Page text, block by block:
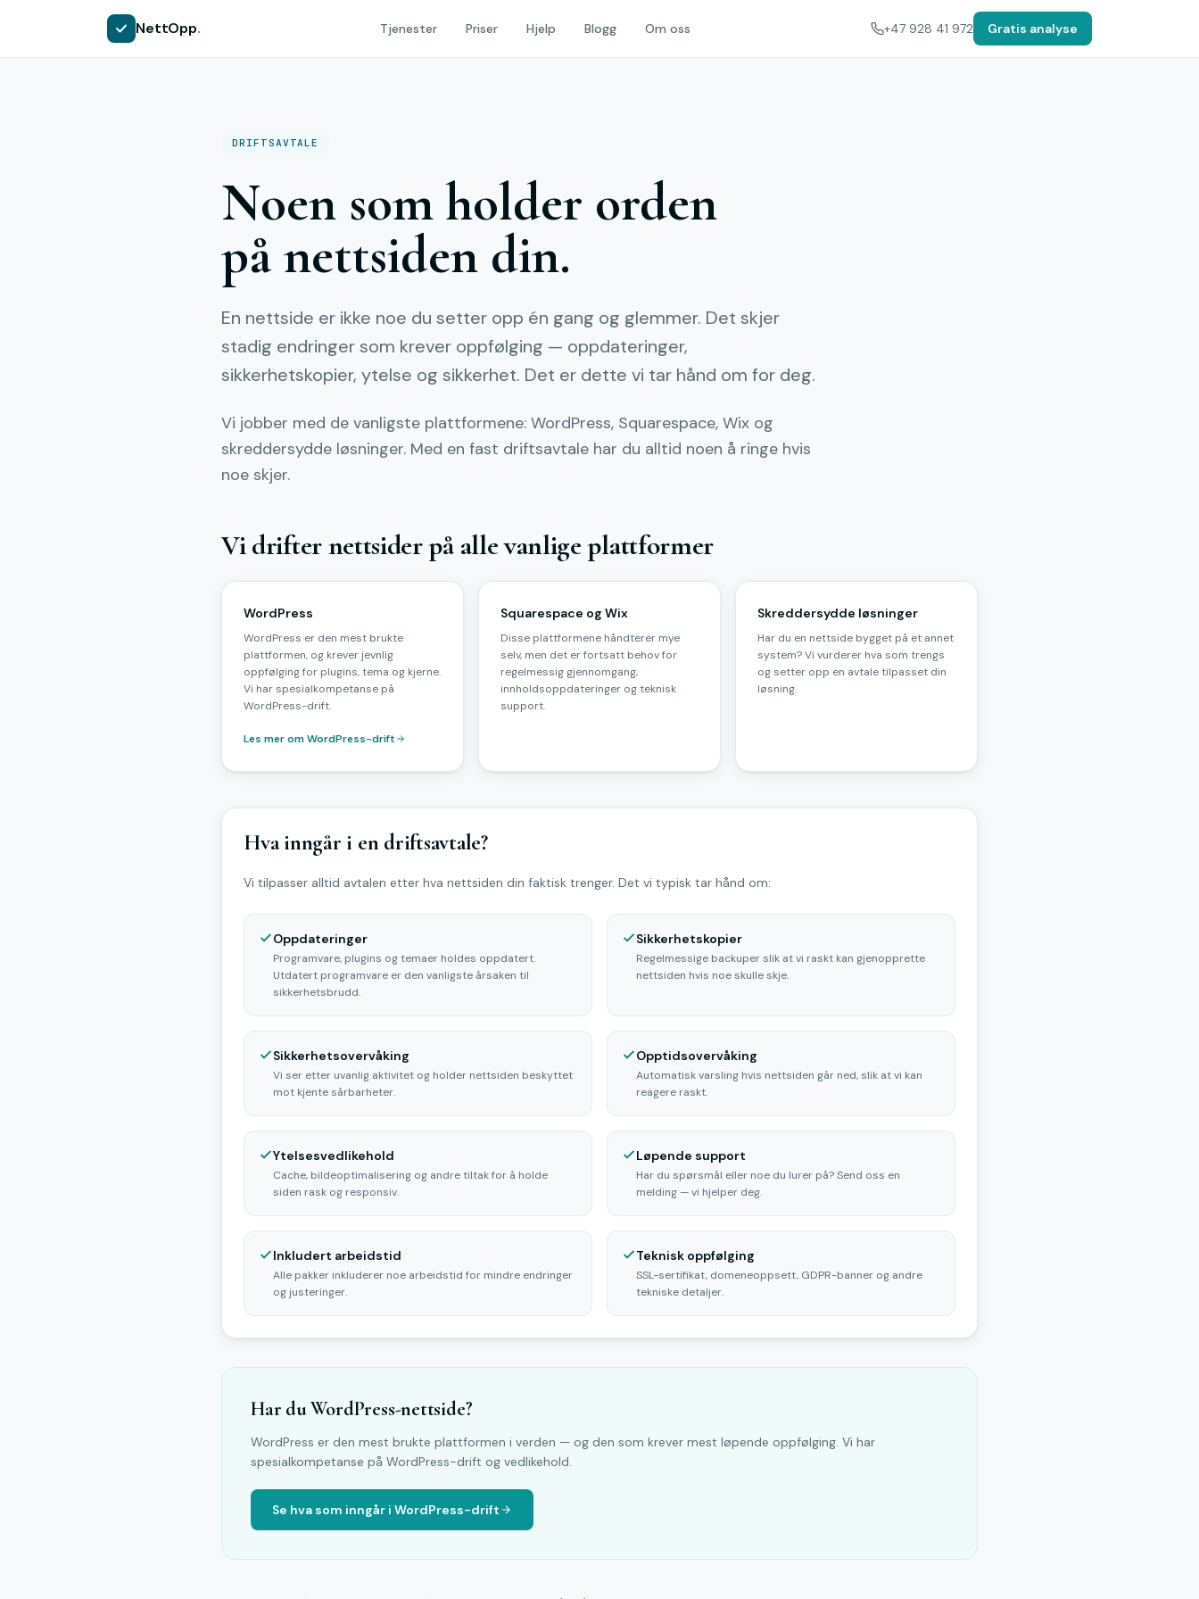
NettOpp. Tjenester Priser Hjelp Blogg Om oss +47 928 41 972 Gratis analyse
DRIFTSAVTALE
Noen som holder orden
på nettsiden din.
En nettside er ikke noe du setter opp én gang og glemmer. Det skjer
stadig endringer som krever oppfølging — oppdateringer,
sikkerhetskopier, ytelse og sikkerhet. Det er dette vi tar hånd om for deg.
Vi jobber med de vanligste plattformene: WordPress, Squarespace, Wix og
skreddersydde løsninger. Med en fast driftsavtale har du alltid noen å ringe hvis
noe skjer.
Vi drifter nettsider på alle vanlige plattformer
WordPress
WordPress er den mest brukte
plattformen, og krever jevnlig
oppfølging for plugins, tema og kjerne.
Vi har spesialkompetanse på
WordPress-drift.
Les mer om WordPress-drift
Squarespace og Wix
Disse plattformene håndterer mye
selv, men det er fortsatt behov for
regelmessig gjennomgang,
innholdsoppdateringer og teknisk
support.
Skreddersydde løsninger
Har du en nettside bygget på et annet
system? Vi vurderer hva som trengs
og setter opp en avtale tilpasset din
løsning.
Hva inngår i en driftsavtale?
Vi tilpasser alltid avtalen etter hva nettsiden din faktisk trenger. Det vi typisk tar hånd om:
Oppdateringer
Programvare, plugins og temaer holdes oppdatert.
Utdatert programvare er den vanligste årsaken til
sikkerhetsbrudd.
Sikkerhetskopier
Regelmessige backuper slik at vi raskt kan gjenopprette
nettsiden hvis noe skulle skje.
Sikkerhetsovervåking
Vi ser etter uvanlig aktivitet og holder nettsiden beskyttet
mot kjente sårbarheter.
Opptidsovervåking
Automatisk varsling hvis nettsiden går ned, slik at vi kan
reagere raskt.
Ytelsesvedlikehold
Cache, bildeoptimalisering og andre tiltak for å holde
siden rask og responsiv.
Løpende support
Har du spørsmål eller noe du lurer på? Send oss en
melding — vi hjelper deg.
Inkludert arbeidstid
Alle pakker inkluderer noe arbeidstid for mindre endringer
og justeringer.
Teknisk oppfølging
SSL-sertifikat, domeneoppsett, GDPR-banner og andre
tekniske detaljer.
Har du WordPress-nettside?
WordPress er den mest brukte plattformen i verden — og den som krever mest løpende oppfølging. Vi har
spesialkompetanse på WordPress-drift og vedlikehold.
Se hva som inngår i WordPress-drift